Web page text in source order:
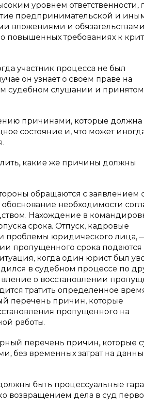
уровнем ответственности,
предпринимательской и
вложениями и
повышенных требованиях к
участник процесса не был
он узнает о своем праве на
судебном слушании и принятом
причинами, которые должна
состояние и, что может
какие же причины должны
обращаются с заявлением
необходимости
Нахождение в
срока. Отпуск, кадровые
проблемы юридического лица,
пропущенного срока подаются
когда один юрист был
в судебном процессе по
о восстановлении
тратить определенное
перечень причин, которые
пропущенного на
работы.
перечень причин, которые
без временных затрат на
быть процессуальные
возвращением дела в суд